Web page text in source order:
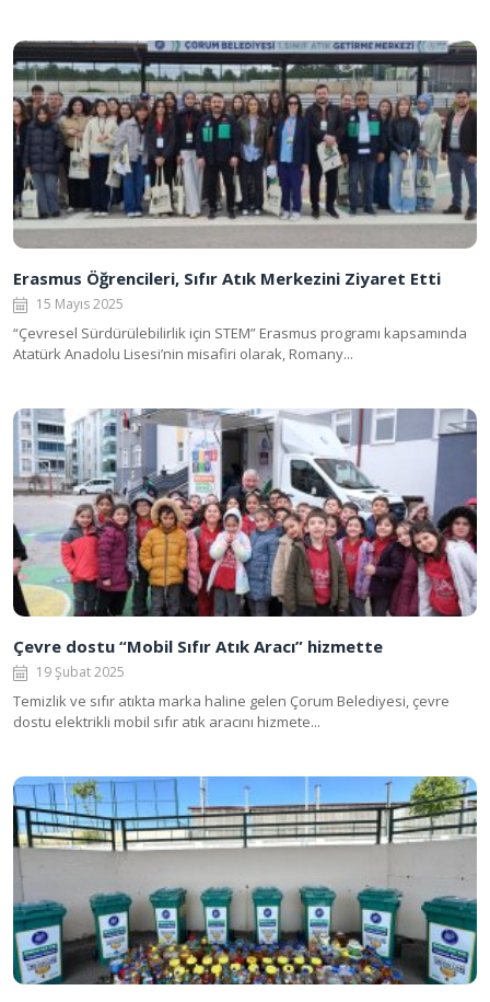
Erasmus Öğrencileri, Sıfır Atık Merkezini Ziyaret Etti
15 Mayıs 2025
“Çevresel Sürdürülebilirlik için STEM” Erasmus programı kapsamında
Atatürk Anadolu Lisesi’nin misafiri olarak, Romany...
Çevre dostu “Mobil Sıfır Atık Aracı” hizmette
19 Şubat 2025
Temizlik ve sıfır atıkta marka haline gelen Çorum Belediyesi, çevre
dostu elektrikli mobil sıfır atık aracını hizmete...